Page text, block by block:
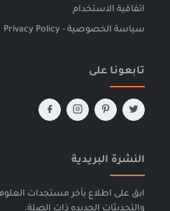
اتفاقية الاستخدام
سياسة الخصوصية - Privacy Policy
تابعونا على
النشرة البريدية
ابق على اطلاع بآخر مستجدات العلوم
والتحديثات الجديده ذات الصلة.